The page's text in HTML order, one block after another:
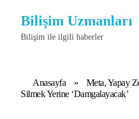
Bilişim Uzmanları
Bilişim ile ilgili haberler
Anasayfa »
Meta, Yapay
Silmek Yerine ‘Damgalayacak’